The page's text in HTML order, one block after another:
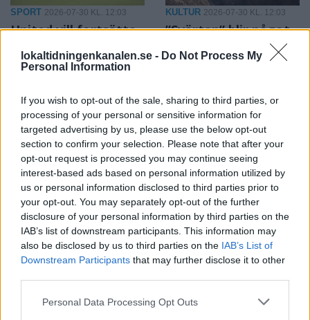
lokaltidningenkanalen.se - Do Not Process My
Personal Information
If you wish to opt-out of the sale, sharing to third parties, or
processing of your personal or sensitive information for
targeted advertising by us, please use the below opt-out
section to confirm your selection. Please note that after your
opt-out request is processed you may continue seeing
interest-based ads based on personal information utilized by
us or personal information disclosed to third parties prior to
your opt-out. You may separately opt-out of the further
disclosure of your personal information by third parties on the
IAB’s list of downstream participants. This information may
also be disclosed by us to third parties on the IAB’s List of
Downstream Participants that may further disclose it to other
Personal Data Processing Opt Outs
SPORT 2026-07-30 KL. 12:03
United vill fortsätta
spelartapp
Efter en stark avslutning på
United det akuta bottenträsket
KULTUR 2026-07-30 KL. 12:03
”Svärtan” blir något
extra för den som
känner igen sig
NYHETER 2026-07-30 KL. 12:03
Kvinnojouren
stänger skyddat
NYHETER 2026-07-30 KL. 12:03
Så minskar lokala
aktörer matsvinnet